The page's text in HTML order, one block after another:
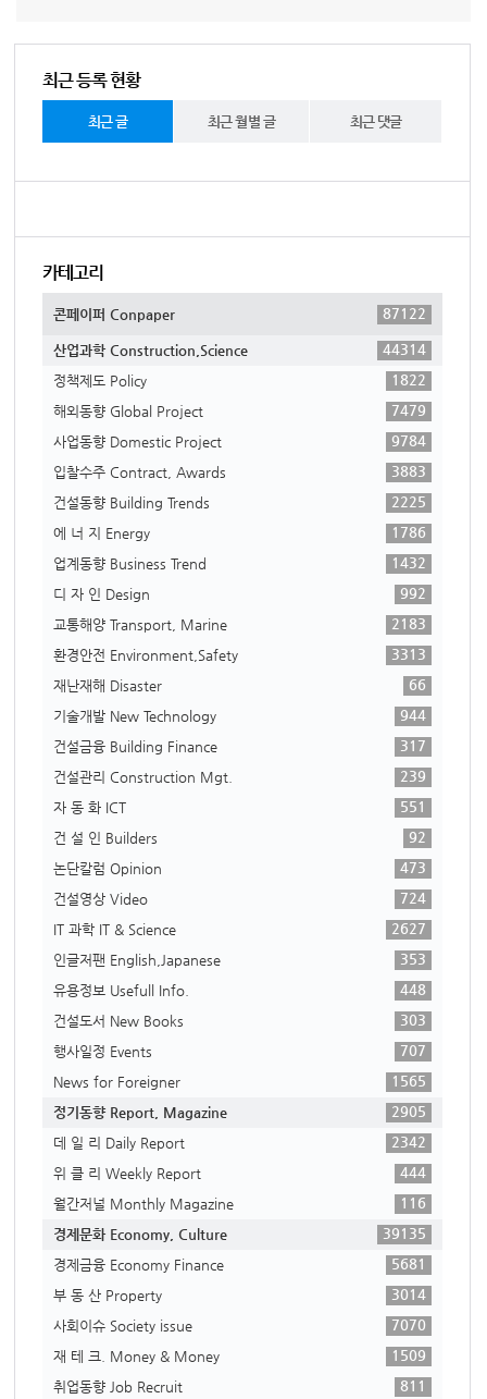
최근 등록 현황
최근 글 최근 월별 글 최근 댓글
카테고리
콘페이퍼 Conpaper 87122
산업과학 Construction,Science
44314
정책제도 Policy
1822
해외동향 Global Project
7479
사업동향 Domestic Project
9784
입찰수주 Contract, Awards
3883
건설동향 Building Trends
2225
에 너 지 Energy
1786
업계동향 Business Trend
1432
디 자 인 Design
992
교통해양 Transport, Marine
2183
환경안전 Environment,Safety
3313
재난재해 Disaster
66
기술개발 New Technology
944
건설금융 Building Finance
317
건설관리 Construction Mgt.
239
자 동 화 ICT
551
건 설 인 Builders
92
논단칼럼 Opinion
473
건설영상 Video
724
IT 과학 IT & Science
2627
인글저팬 English,Japanese
353
유용정보 Usefull Info.
448
건설도서 New Books
303
행사일정 Events
707
News for Foreigner
1565
정기동향 Report, Magazine
2905
데 일 리 Daily Report
2342
위 클 리 Weekly Report
444
월간저널 Monthly Magazine
116
경제문화 Economy, Culture
39135
경제금융 Economy Finance
5681
부 동 산 Property
3014
사회이슈 Society issue
7070
재 테 크. Money & Money
1509
취업동향 Job Recruit
811